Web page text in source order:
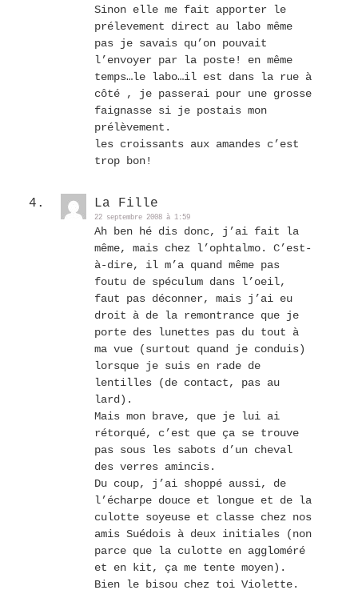
Sinon elle me fait apporter le
prélevement direct au labo même
pas je savais qu’on pouvait
l’envoyer par la poste! en même
temps…le labo…il est dans la rue à
côté , je passerai pour une grosse
faignasse si je postais mon
prélèvement.
les croissants aux amandes c’est
trop bon!
La Fille
22 septembre 2008 à 1:59
Ah ben hé dis donc, j’ai fait la
même, mais chez l’ophtalmo. C’est-
à-dire, il m’a quand même pas
foutu de spéculum dans l’oeil,
faut pas déconner, mais j’ai eu
droit à de la remontrance que je
porte des lunettes pas du tout à
ma vue (surtout quand je conduis)
lorsque je suis en rade de
lentilles (de contact, pas au
lard).
Mais mon brave, que je lui ai
rétorqué, c’est que ça se trouve
pas sous les sabots d’un cheval
des verres amincis.
Du coup, j’ai shoppé aussi, de
l’écharpe douce et longue et de la
culotte soyeuse et classe chez nos
amis Suédois à deux initiales (non
parce que la culotte en aggloméré
et en kit, ça me tente moyen).
Bien le bisou chez toi Violette.